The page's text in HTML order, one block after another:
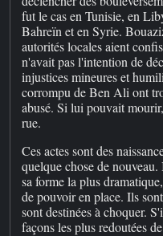
fut le cas en Tunisie, en
Bahreïn et en Syrie.
autorités locales aient
n'avait pas l'intention de
injustices mineures et
corrompu de Ben Ali ont
abusé. Si lui pouvait
rue.
Ces actes sont des
quelque chose de
sa forme la plus
de pouvoir en place. Ils
sont destinées à choquer.
façons les plus redoutées